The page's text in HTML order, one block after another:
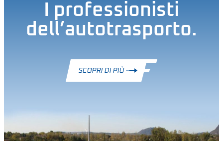
I professionisti
dell’autotrasporto.
SCOPRI DI PIÙ